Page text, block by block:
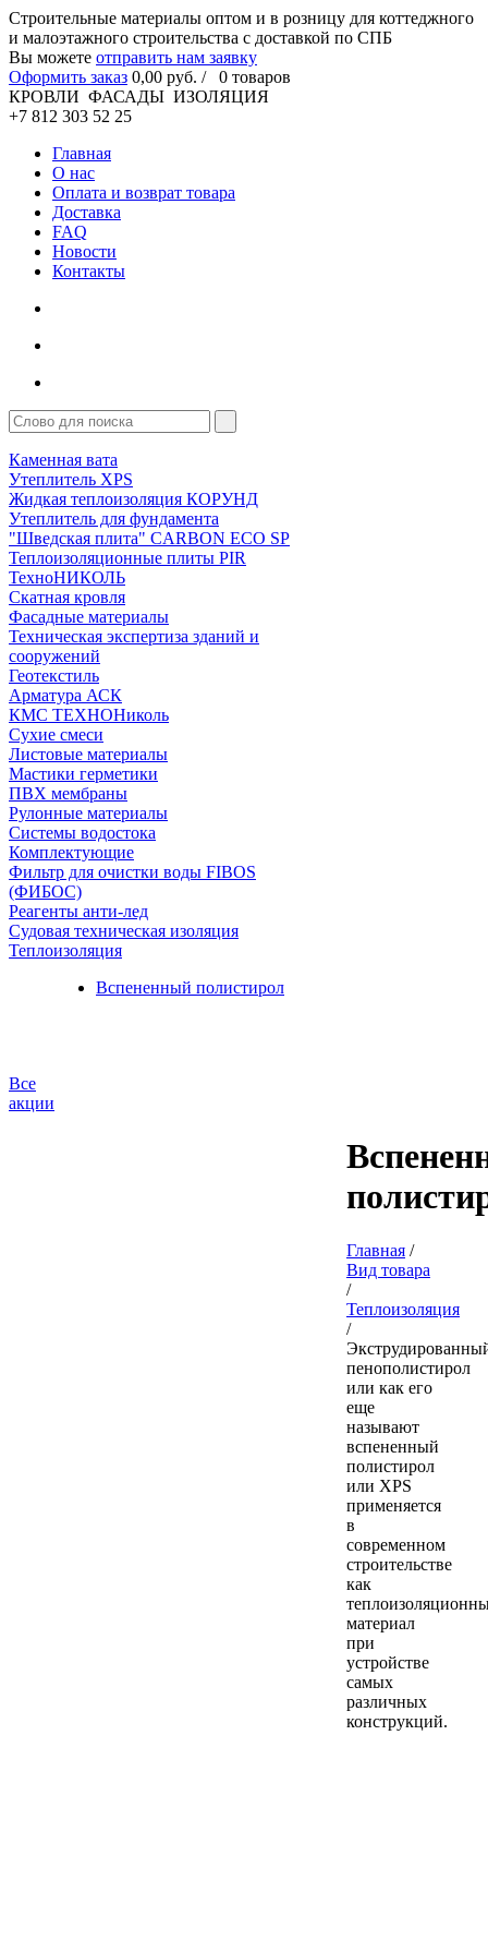
Cтроительные материалы оптом и в розницу для коттеджного
и малоэтажного строительства с доставкой по СПБ
Вы можете отправить нам заявку
Оформить заказ 0,00 руб. / 0 товаров
КРОВЛИ ФАСАДЫ ИЗОЛЯЦИЯ
+7 812 303 52 25
Главная
О нас
Оплата и возврат товара
Доставка
FAQ
Новости
Контакты
Каменная вата
Утеплитель XPS
Жидкая теплоизоляция КОРУНД
Утеплитель для фундамента
"Шведская плита" CARBON ECO SP
Теплоизоляционные плиты PIR
ТехноНИКОЛЬ
Скатная кровля
Фасадные материалы
Техническая экспертиза зданий и
сооружений
Геотекстиль
Арматура АСК
КМС ТЕХНОНиколь
Сухие смеси
Листовые материалы
Мастики герметики
ПВХ мембраны
Рулонные материалы
Системы водостока
Комплектующие
Фильтр для очистки воды FIBOS
(ФИБОС)
Реагенты анти-лед
Судовая техническая изоляция
Теплоизоляция
Вспененный полистирол
Все
акции
Главная /
Вид товара
/
Теплоизоляция
/
пенополистирол
или как его
еще
называют
вспененный
полистирол
или XPS
применяется
в
современном
строительстве
как
материал
при
устройстве
самых
различных
конструкций.